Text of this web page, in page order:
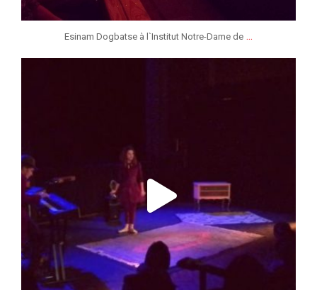
Esinam Dogbatse à l`Institut Notre-Dame de ...